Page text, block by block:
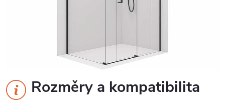
Rozměry a kompatibilita